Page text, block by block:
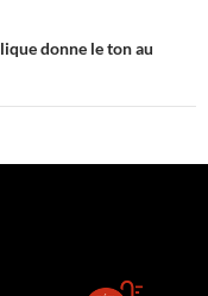
donne le ton au